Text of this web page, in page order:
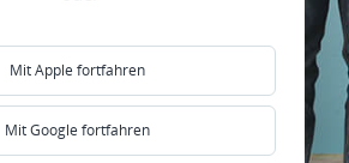
Mit Apple fortfahren
Mit Google fortfahren